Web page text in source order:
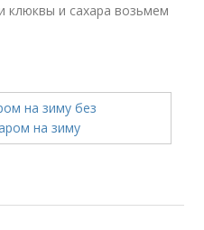
клюквы и сахара возьмем